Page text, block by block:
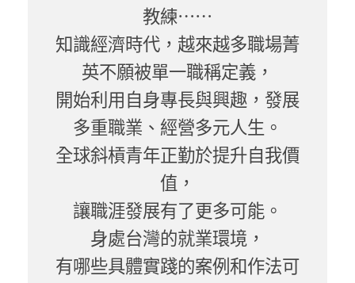
教練⋯⋯
知識經濟時代，越來越多職場菁
英不願被單一職稱定義，
開始利用自身專長與興趣，發展
多重職業、經營多元人生。
全球斜槓青年正勤於提升自我價
值，
讓職涯發展有了更多可能。
身處台灣的就業環境，
有哪些具體實踐的案例和作法可